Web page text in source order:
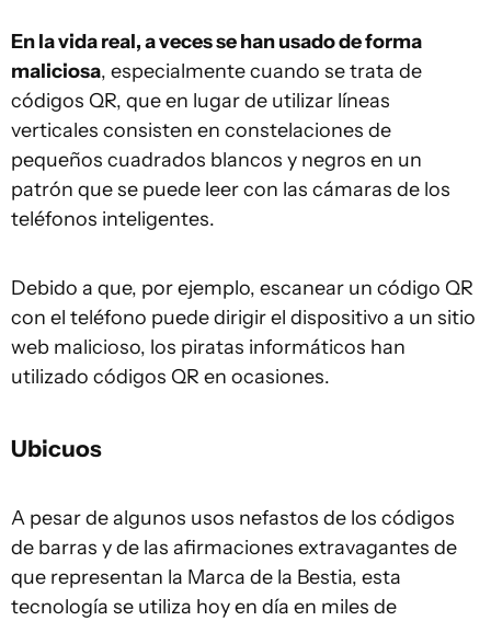
En la vida real, a veces se han usado de forma
maliciosa, especialmente cuando se trata de
códigos QR, que en lugar de utilizar líneas
verticales consisten en constelaciones de
pequeños cuadrados blancos y negros en un
patrón que se puede leer con las cámaras de los
teléfonos inteligentes.
Debido a que, por ejemplo, escanear un código QR
con el teléfono puede dirigir el dispositivo a un sitio
web malicioso, los piratas informáticos han
utilizado códigos QR en ocasiones.
Ubicuos
A pesar de algunos usos nefastos de los códigos
de barras y de las afirmaciones extravagantes de
que representan la Marca de la Bestia, esta
tecnología se utiliza hoy en día en miles de